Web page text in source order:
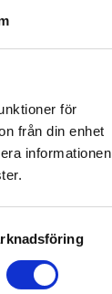
för
från din enhet
informationen